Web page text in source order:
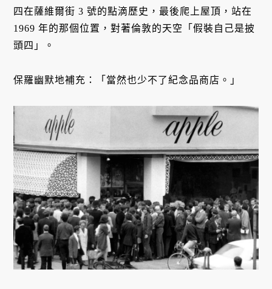
四在薩維爾街 3 號的點滴歷史，最後爬上屋頂，站在
1969 年的那個位置，對著倫敦的天空「假裝自己是披
頭四」。
保羅幽默地補充：「當然也少不了紀念品商店。」